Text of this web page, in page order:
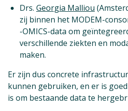
Drs. Georgia Malliou
zij binnen het MODEM-
-OMICS-data om
verschillende ziekten en
maken.
Er zijn dus concrete
kunnen gebruiken, en er is
is om bestaande data te